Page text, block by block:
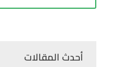
أحدث المقالات